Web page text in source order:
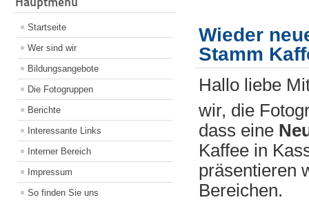
Startseite
Wer sind wir
Bildungsangebote
Die Fotogruppen
Berichte
Interessante Links
Interner Bereich
Impressum
So finden Sie uns
Wieder
Stamm
Hallo liebe
wir, die
dass eine
Kaffee in
präsentieren
Bereichen.